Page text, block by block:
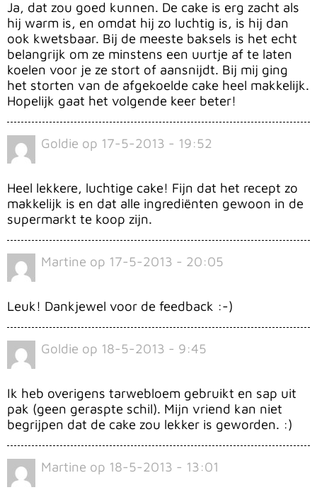
Ja, dat zou goed kunnen. De cake is erg zacht als
hij warm is, en omdat hij zo luchtig is, is hij dan
ook kwetsbaar. Bij de meeste baksels is het echt
belangrijk om ze minstens een uurtje af te laten
koelen voor je ze stort of aansnijdt. Bij mij ging
het storten van de afgekoelde cake heel makkelijk.
Hopelijk gaat het volgende keer beter!
Goldie op 17-5-2013 - 19:52
Heel lekkere, luchtige cake! Fijn dat het recept zo
makkelijk is en dat alle ingrediënten gewoon in de
supermarkt te koop zijn.
Martine op 17-5-2013 - 20:05
Leuk! Dankjewel voor de feedback :-)
Goldie op 18-5-2013 - 9:45
Ik heb overigens tarwebloem gebruikt en sap uit
pak (geen geraspte schil). Mijn vriend kan niet
begrijpen dat de cake zou lekker is geworden. :)
Martine op 18-5-2013 - 13:01